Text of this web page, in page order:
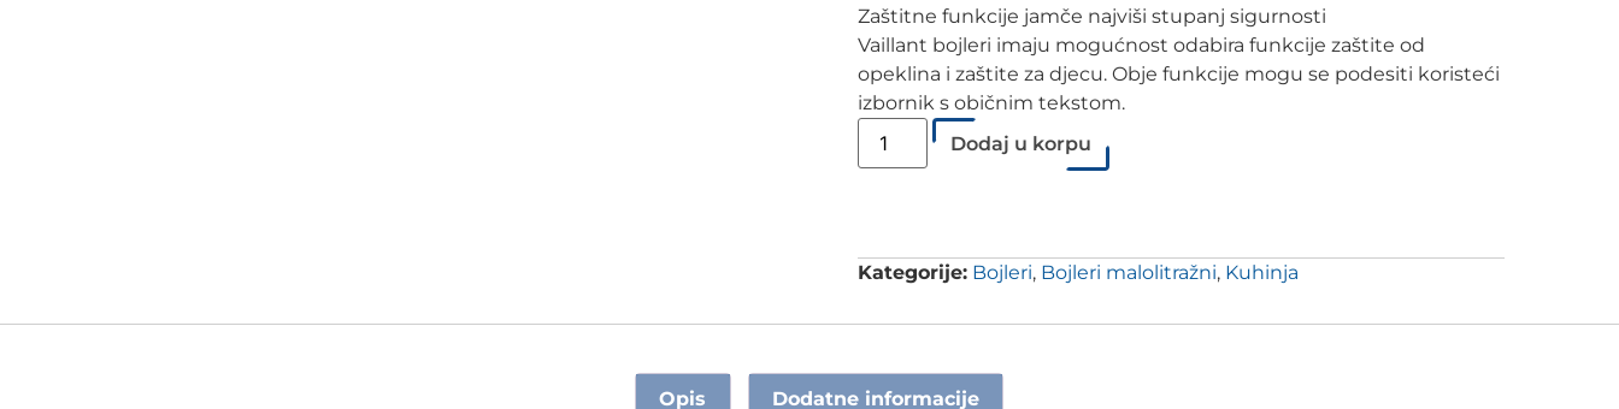
Zaštitne funkcije jamče najviši stupanj sigurnosti
Vaillant bojleri imaju mogućnost odabira funkcije zaštite od
opeklina i zaštite za djecu. Obje funkcije mogu se podesiti koristeći
izbornik s običnim tekstom.
Dodaj u korpu
Kategorije: Bojleri, Bojleri malolitražni, Kuhinja
Opis Dodatne informacije